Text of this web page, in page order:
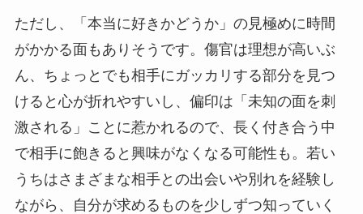
ただし、「本当に好きかどうか」の見極めに時間
がかかる面もありそうです。傷官は理想が高いぶ
ん、ちょっとでも相手にガッカリする部分を見つ
けると心が折れやすいし、偏印は「未知の面を刺
激される」ことに惹かれるので、長く付き合う中
で相手に飽きると興味がなくなる可能性も。若い
うちはさまざまな相手との出会いや別れを経験し
ながら、自分が求めるものを少しずつ知っていく